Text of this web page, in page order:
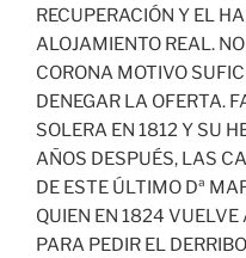
RECUPERACIÓN Y EL
ALOJAMIENTO REAL.
CORONA MOTIVO
DENEGAR LA OFERTA.
SOLERA EN 1812 Y SU
AÑOS DESPUÉS, LAS
DE ESTE ÚLTIMO Dª
QUIEN EN 1824 VUELVE
PARA PEDIR EL